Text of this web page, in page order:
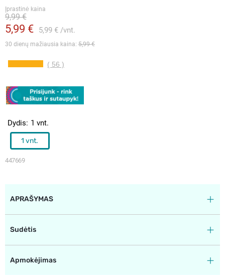
Įprastinė kaina
5,99 € 5,99 € vnt.
9,99 €
30 dienų mažiausia kaina: 5,99 €
( 56 )
447669
Dydis 1 vnt.
1 vnt.
APRAŠYMAS
Sudėtis
Apmokėjimas